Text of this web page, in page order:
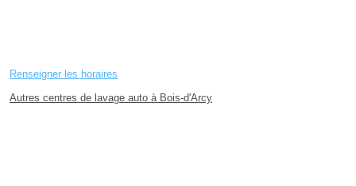
Renseigner les horaires
Autres centres de lavage auto à Bois-d'Arcy